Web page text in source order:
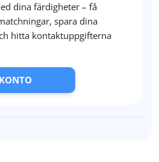
dina färdigheter – få
spara dina
hitta kontaktuppgifterna